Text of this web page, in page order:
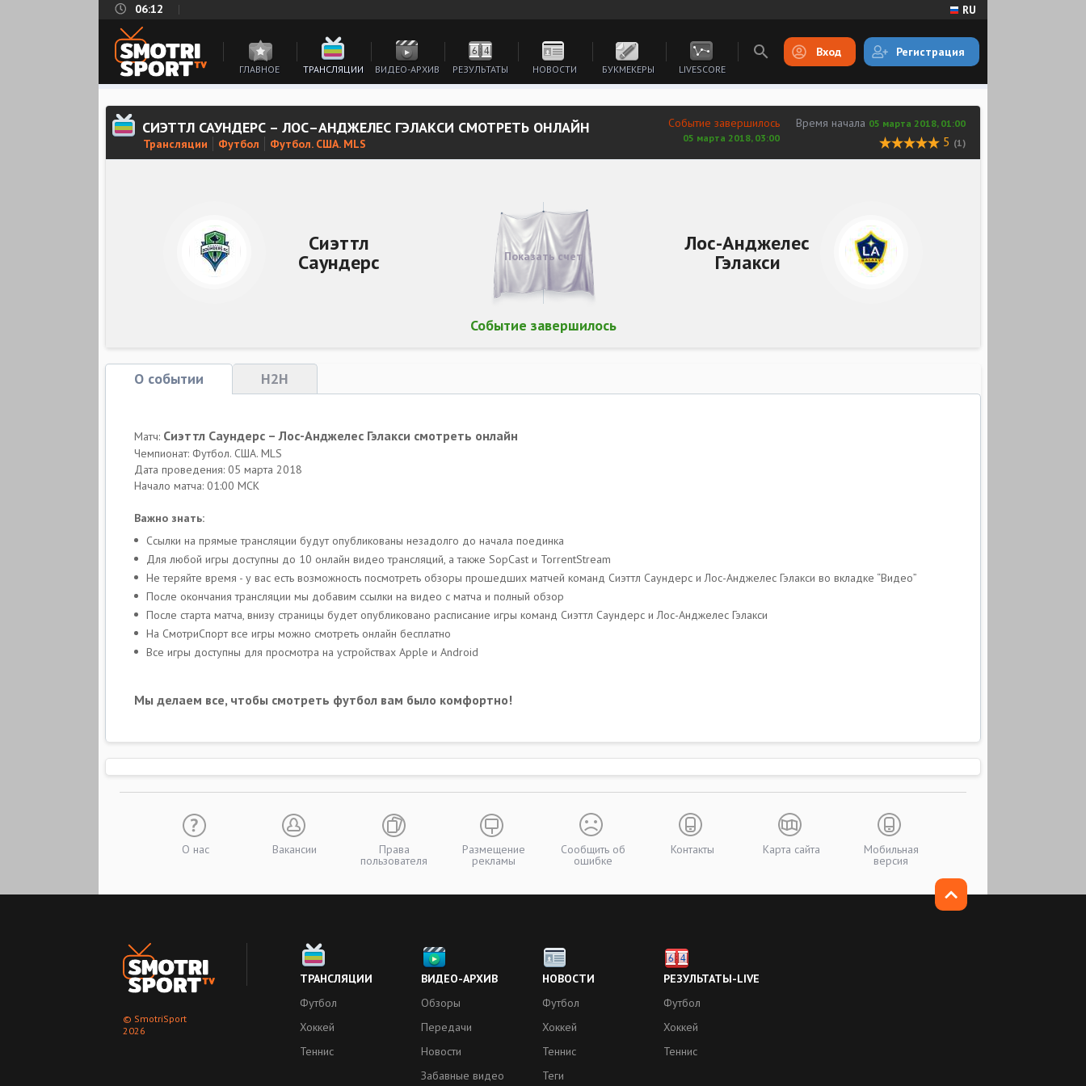
06:12 RU
ГЛАВНОЕ ТРАНСЛЯЦИИ ВИДЕО-АРХИВ РЕЗУЛЬТАТЫ НОВОСТИ БУКМЕКЕРЫ LIVESCORE
Вход Регистрация
СИЭТТЛ САУНДЕРС – ЛОС–АНДЖЕЛЕС ГЭЛАКСИ СМОТРЕТЬ ОНЛАЙН
Трансляции Футбол Футбол. США. MLS
Время начала 05 марта 2018, 01:00
5 (1)
Событие завершилось
05 марта 2018, 03:00
Сиэттл
Саундерс
Лос-Анджелес
Гэлакси
Событие завершилось
Показать счет
О событии H2H
Матч: Сиэттл Саундерс – Лос-Анджелес Гэлакси смотреть онлайн
Чемпионат: Футбол. США. MLS
Дата проведения: 05 марта 2018
Начало матча: 01:00 МСК
Важно знать:
Ссылки на прямые трансляции будут опубликованы незадолго до начала поединка
Для любой игры доступны до 10 онлайн видео трансляций, a также SopCast и TorrentStream
Не теряйте время - у вас есть возможность посмотреть обзоры прошедших матчей команд Сиэттл Саундерс и Лос-Анджелес Гэлакси во вкладке “Видео”
После окончания трансляции мы добавим ссылки на видео с матча и полный обзор
После старта матча, внизу страницы будет опубликовано расписание игры команд Сиэттл Саундерс и Лос-Анджелес Гэлакси
На СмотриСпорт все игры можно смотреть онлайн бесплатно
Все игры доступны для просмотра на устройствах Apple и Android
Мы делаем все, чтобы смотреть футбол вам было комфортно!
О нас Вакансии Права
пользователя
Размещение
рекламы
Сообщить об
ошибке
Контакты Карта сайта Мобильная
версия
© SmotriSport
2026
ТРАНСЛЯЦИИ
Футбол
Хоккей
Теннис
ВИДЕО-АРХИВ
Обзоры
Передачи
Новости
Забавные видео
НОВОСТИ
Футбол
Хоккей
Теннис
Теги
РЕЗУЛЬТАТЫ-LIVE
Футбол
Хоккей
Теннис